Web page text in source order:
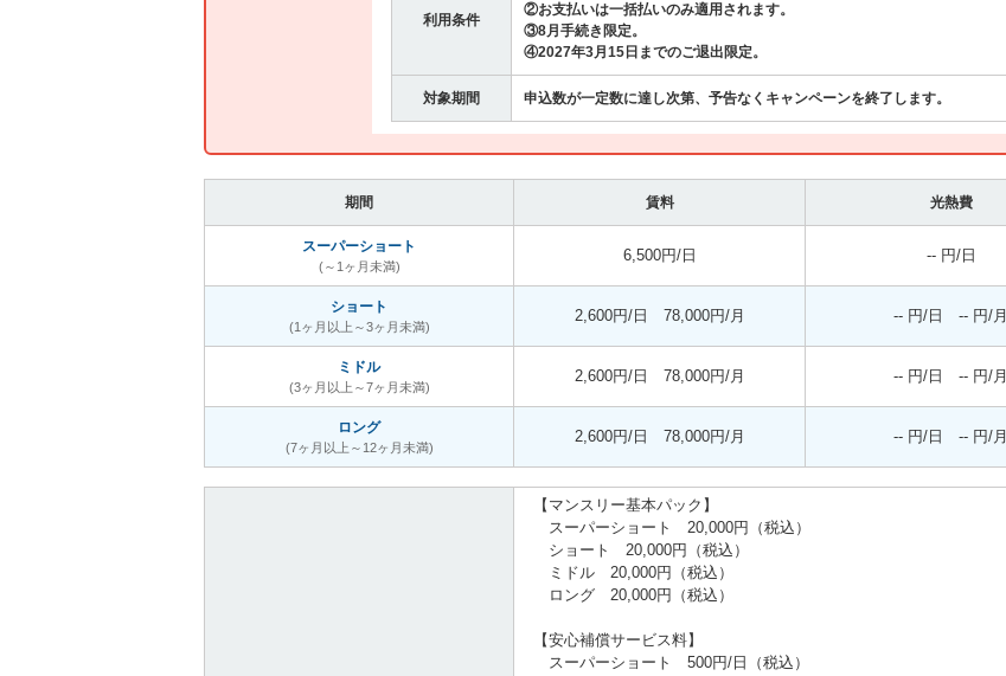
利用条件
②お支払いは一括払いのみ適用されます。
③8月手続き限定。
④2027年3月15日までのご退出限定。
対象期間 申込数が一定数に達し次第、予告なくキャンペーンを終了します。
期間 賃料 光熱費
スーパーショート
(～1ヶ月未満)
6,500円/日 -- 円/日
ショート
(1ヶ月以上～3ヶ月未満)
2,600円/日 78,000円/月 -- 円/日 -- 円/月
ミドル
(3ヶ月以上～7ヶ月未満)
2,600円/日 78,000円/月 -- 円/日 -- 円/月
ロング
(7ヶ月以上～12ヶ月未満)
2,600円/日 78,000円/月 -- 円/日 -- 円/月
【マンスリー基本パック】
スーパーショート 20,000円（税込）
ショート 20,000円（税込）
ミドル 20,000円（税込）
ロング 20,000円（税込）
【安心補償サービス料】
スーパーショート 500円/日（税込）